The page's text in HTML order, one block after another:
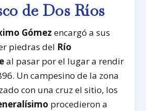
de Dos Ríos
Gómez encargó a sus
piedras del Río
al pasar por el lugar a rendir
Un campesino de la zona
con una cruz el sitio, los
procedieron a